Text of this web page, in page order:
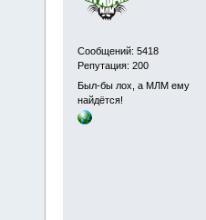
Сообщений: 5418
Репутация: 200
Был-бы лох, а МЛМ ему
найдётся!